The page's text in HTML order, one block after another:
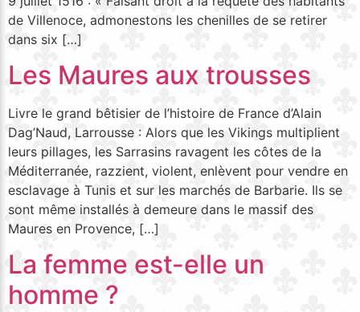
de Villenoce, admonestons les chenilles de se retirer
dans six […]
Les Maures aux trousses
Livre le grand bêtisier de l’histoire de France d’Alain
Dag’Naud, Larrousse : Alors que les Vikings multiplient
leurs pillages, les Sarrasins ravagent les côtes de la
Méditerranée, razzient, violent, enlèvent pour vendre en
esclavage à Tunis et sur les marchés de Barbarie. Ils se
sont même installés à demeure dans le massif des
Maures en Provence, […]
La femme est-elle un
homme ?